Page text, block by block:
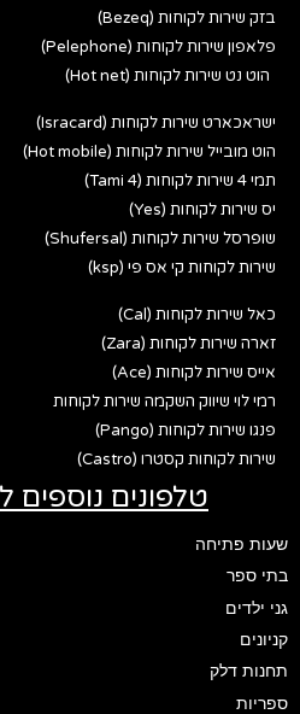
בזק שירות לקוחות (Bezeq)
פלאפון שירות לקוחות (Pelephone)
הוט נט שירות לקוחות (Hot net)
ישראכארט שירות לקוחות (Isracard)
הוט מובייל שירות לקוחות (Hot mobile)
תמי 4 שירות לקוחות (Tami 4)
יס שירות לקוחות (Yes)
שופרסל שירות לקוחות (Shufersal)
שירות לקוחות קי אס פי (ksp)
כאל שירות לקוחות (Cal)
זארה שירות לקוחות (Zara)
אייס שירות לקוחות (Ace)
רמי לוי שיווק השקמה שירות לקוחות
פנגו שירות לקוחות (Pango)
שירות לקוחות קסטרו (Castro)
טלפונים נוספים
שעות פתיחה
בתי ספר
גני ילדים
קניונים
תחנות דלק
ספריות